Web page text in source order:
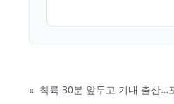
« 착륙 30분 앞두고 기내 출산…